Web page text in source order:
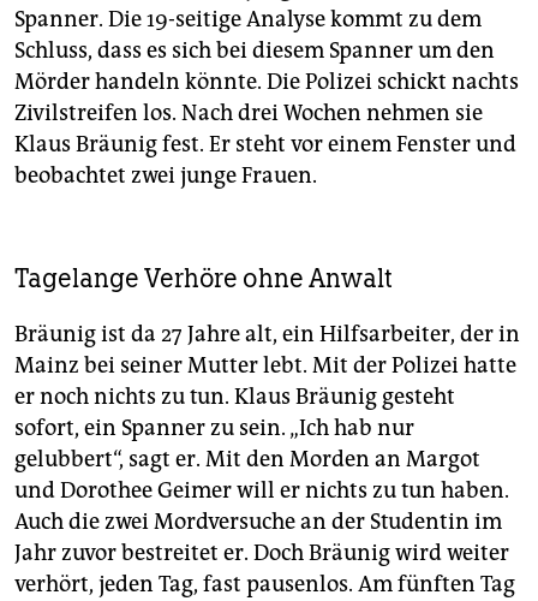
Spanner. Die 19-seitige Analyse kommt zu dem
Schluss, dass es sich bei diesem Spanner um den
Mörder handeln könnte. Die Polizei schickt nachts
Zivilstreifen los. Nach drei Wochen nehmen sie
Klaus Bräunig fest. Er steht vor einem Fenster und
beobachtet zwei junge Frauen.
Tagelange Verhöre ohne Anwalt
Bräunig ist da 27 Jahre alt, ein Hilfsarbeiter, der in
Mainz bei seiner Mutter lebt. Mit der Polizei hatte
er noch nichts zu tun. Klaus Bräunig gesteht
sofort, ein Spanner zu sein. „Ich hab nur
gelubbert“, sagt er. Mit den Morden an Margot
und Dorothee Geimer will er nichts zu tun haben.
Auch die zwei Mordversuche an der Studentin im
Jahr zuvor bestreitet er. Doch Bräunig wird weiter
verhört, jeden Tag, fast pausenlos. Am fünften Tag